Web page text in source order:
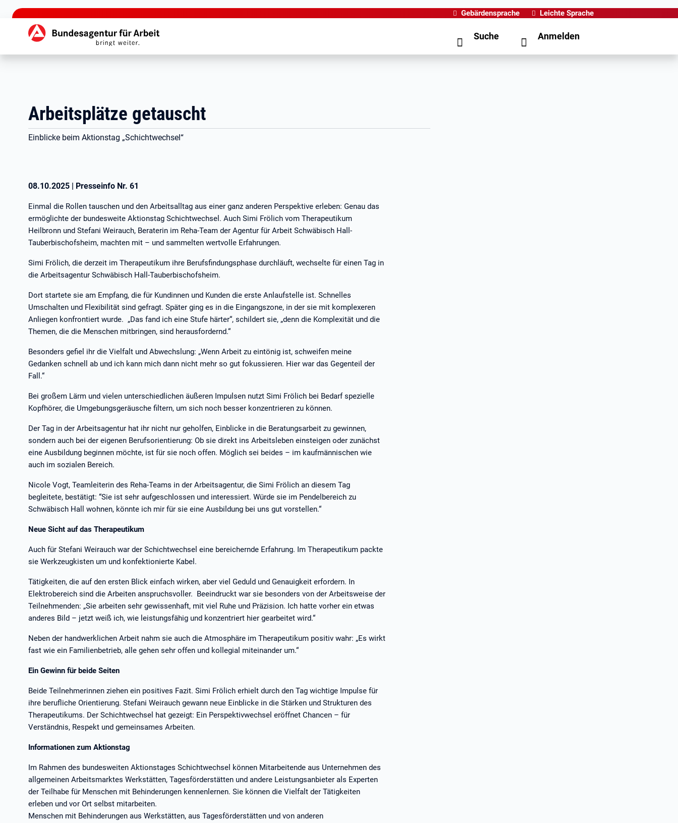
zu den Hauptinhalten springen
Gebärdensprache Leichte Sprache
Hauptnavigation Suche Anmelden
Arbeitsplätze getauscht
Einblicke beim Aktionstag „Schichtwechsel“
08.10.2025 | Presseinfo Nr. 61
Einmal die Rollen tauschen und den Arbeitsalltag aus einer ganz anderen Perspektive erleben: Genau das
ermöglichte der bundesweite Aktionstag Schichtwechsel. Auch Simi Frölich vom Therapeutikum
Heilbronn und Stefani Weirauch, Beraterin im Reha-Team der Agentur für Arbeit Schwäbisch Hall-
Tauberbischofsheim, machten mit – und sammelten wertvolle Erfahrungen.
Simi Frölich, die derzeit im Therapeutikum ihre Berufsfindungsphase durchläuft, wechselte für einen Tag in
die Arbeitsagentur Schwäbisch Hall-Tauberbischofsheim.
Dort startete sie am Empfang, die für Kundinnen und Kunden die erste Anlaufstelle ist. Schnelles
Umschalten und Flexibilität sind gefragt. Später ging es in die Eingangszone, in der sie mit komplexeren
Anliegen konfrontiert wurde. „Das fand ich eine Stufe härter“, schildert sie, „denn die Komplexität und die
Themen, die die Menschen mitbringen, sind herausfordernd.“
Besonders gefiel ihr die Vielfalt und Abwechslung: „Wenn Arbeit zu eintönig ist, schweifen meine
Gedanken schnell ab und ich kann mich dann nicht mehr so gut fokussieren. Hier war das Gegenteil der
Fall.“
Bei großem Lärm und vielen unterschiedlichen äußeren Impulsen nutzt Simi Frölich bei Bedarf spezielle
Kopfhörer, die Umgebungsgeräusche filtern, um sich noch besser konzentrieren zu können.
Der Tag in der Arbeitsagentur hat ihr nicht nur geholfen, Einblicke in die Beratungsarbeit zu gewinnen,
sondern auch bei der eigenen Berufsorientierung: Ob sie direkt ins Arbeitsleben einsteigen oder zunächst
eine Ausbildung beginnen möchte, ist für sie noch offen. Möglich sei beides – im kaufmännischen wie
auch im sozialen Bereich.
Nicole Vogt, Teamleiterin des Reha-Teams in der Arbeitsagentur, die Simi Frölich an diesem Tag
begleitete, bestätigt: “Sie ist sehr aufgeschlossen und interessiert. Würde sie im Pendelbereich zu
Schwäbisch Hall wohnen, könnte ich mir für sie eine Ausbildung bei uns gut vorstellen.“
Neue Sicht auf das Therapeutikum
Auch für Stefani Weirauch war der Schichtwechsel eine bereichernde Erfahrung. Im Therapeutikum packte
sie Werkzeugkisten um und konfektionierte Kabel.
Tätigkeiten, die auf den ersten Blick einfach wirken, aber viel Geduld und Genauigkeit erfordern. In
Elektrobereich sind die Arbeiten anspruchsvoller. Beeindruckt war sie besonders von der Arbeitsweise der
Teilnehmenden: „Sie arbeiten sehr gewissenhaft, mit viel Ruhe und Präzision. Ich hatte vorher ein etwas
anderes Bild – jetzt weiß ich, wie leistungsfähig und konzentriert hier gearbeitet wird.“
Neben der handwerklichen Arbeit nahm sie auch die Atmosphäre im Therapeutikum positiv wahr: „Es wirkt
fast wie ein Familienbetrieb, alle gehen sehr offen und kollegial miteinander um.“
Ein Gewinn für beide Seiten
Beide Teilnehmerinnen ziehen ein positives Fazit. Simi Frölich erhielt durch den Tag wichtige Impulse für
ihre berufliche Orientierung. Stefani Weirauch gewann neue Einblicke in die Stärken und Strukturen des
Therapeutikums. Der Schichtwechsel hat gezeigt: Ein Perspektivwechsel eröffnet Chancen – für
Verständnis, Respekt und gemeinsames Arbeiten.
Informationen zum Aktionstag
Im Rahmen des bundesweiten Aktionstages Schichtwechsel können Mitarbeitende aus Unternehmen des
allgemeinen Arbeitsmarktes Werkstätten, Tagesförderstätten und andere Leistungsanbieter als Experten
der Teilhabe für Menschen mit Behinderungen kennenlernen. Sie können die Vielfalt der Tätigkeiten
erleben und vor Ort selbst mitarbeiten.
Menschen mit Behinderungen aus Werkstätten, aus Tagesförderstätten und von anderen